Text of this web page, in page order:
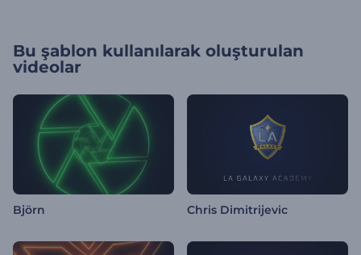
Bu şablon kullanılarak oluşturulan
videolar
Björn Chris Dimitrijevic